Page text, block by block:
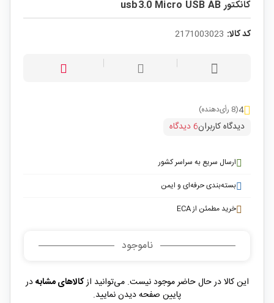
کانکتور usb3.0 Micro USB AB
کد کالا: 2171003023
4(8 رأی‌دهنده)
دیدگاه کاربران6 دیدگاه
ارسال سریع به سراسر کشور
بسته‌بندی حرفه‌ای و ایمن
خرید مطمئن از ECA
ناموجود
این کالا در حال حاضر موجود نیست. می‌توانید ازکالاهای مشابهدر
پایین صفحه دیدن نمایید.